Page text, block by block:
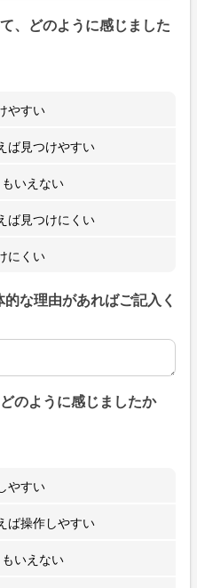
、どのように感じました
やすい
ば見つけやすい
いえない
ば見つけにくい
にくい
な理由があればご記入く
な理由があればご記入くだ
のように感じましたか
やすい
ば操作しやすい
いえない